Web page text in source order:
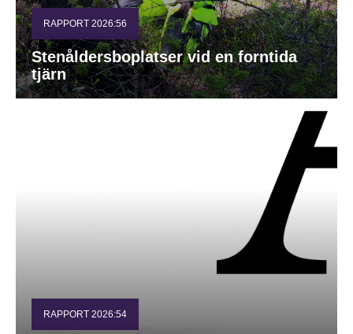
RAPPORT 2026:56
Stenåldersboplatser vid en forntida
tjärn
RAPPORT 2026:54